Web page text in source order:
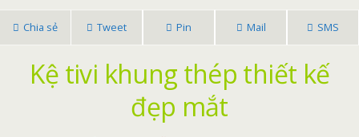
Chia sẻ Tweet Pin Mail SMS
Kệ tivi khung thép thiết kế
đẹp mắt